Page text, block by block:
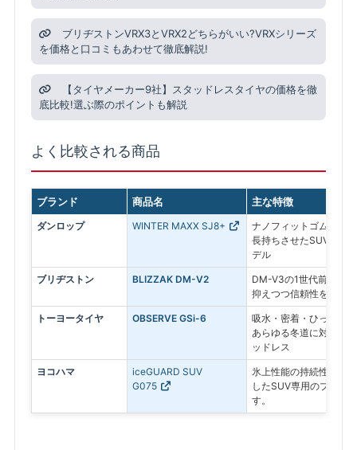
ブリヂストンVRX3とVRX2どちらがいい?VRXシリーズ
を価格と口コミもあわせて徹底解説!
【タイヤメーカー9社】スタッドレスタイヤの価格を徹
底比較!選ぶ際のポイントも解説
よく比較される商品
ブランド 商品名 主な特徴
ダンロップ WINTER MAXX SJ8+
ナノフィットゴムを採
長持ちさせたSUV専用
デル
ブリヂストン BLIZZAK DM-V2
DM-V3の1世代前のモ
抑えつつ信頼性を求め
トーヨータイヤ OBSERVE GSi-6
吸水・密着・ひっかき
あらゆる冬道に対応す
ッドレス
ヨコハマ
iceGUARD SUV
G075
氷上性能の持続性と、
したSUV専用のプレミ
す。